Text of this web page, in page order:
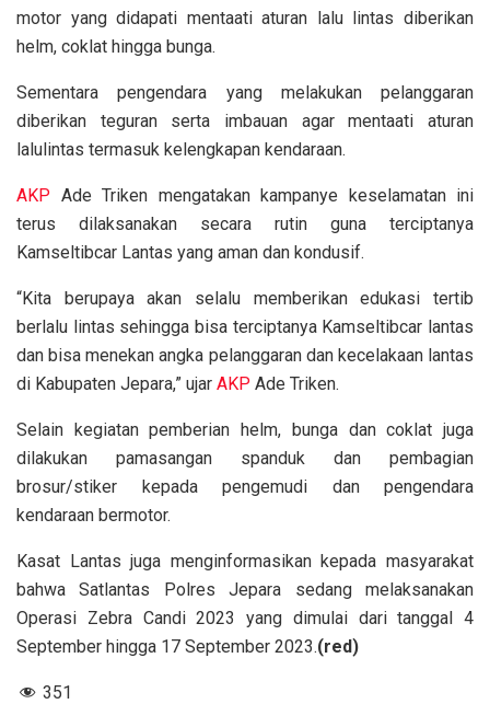
motor yang didapati mentaati aturan lalu lintas diberikan
helm, coklat hingga bunga.
Sementara pengendara yang melakukan pelanggaran
diberikan teguran serta imbauan agar mentaati aturan
lalulintas termasuk kelengkapan kendaraan.
AKP Ade Triken mengatakan kampanye keselamatan ini
terus dilaksanakan secara rutin guna terciptanya
Kamseltibcar Lantas yang aman dan kondusif.
“Kita berupaya akan selalu memberikan edukasi tertib
berlalu lintas sehingga bisa terciptanya Kamseltibcar lantas
dan bisa menekan angka pelanggaran dan kecelakaan lantas
di Kabupaten Jepara,” ujar AKP Ade Triken.
Selain kegiatan pemberian helm, bunga dan coklat juga
dilakukan pamasangan spanduk dan pembagian
brosur/stiker kepada pengemudi dan pengendara
kendaraan bermotor.
Kasat Lantas juga menginformasikan kepada masyarakat
bahwa Satlantas Polres Jepara sedang melaksanakan
Operasi Zebra Candi 2023 yang dimulai dari tanggal 4
September hingga 17 September 2023.(red)
351